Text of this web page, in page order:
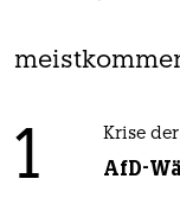
1 Krise
AfD-